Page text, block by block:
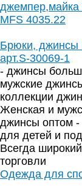
джемпер,майка
MFS 4035.22
Брюки, джинсы
арт.S-30069-1
- джинсы
мужские
коллекции
Женская и
джинсы оптом
для детей и
Всегда
торговли
Одежда для